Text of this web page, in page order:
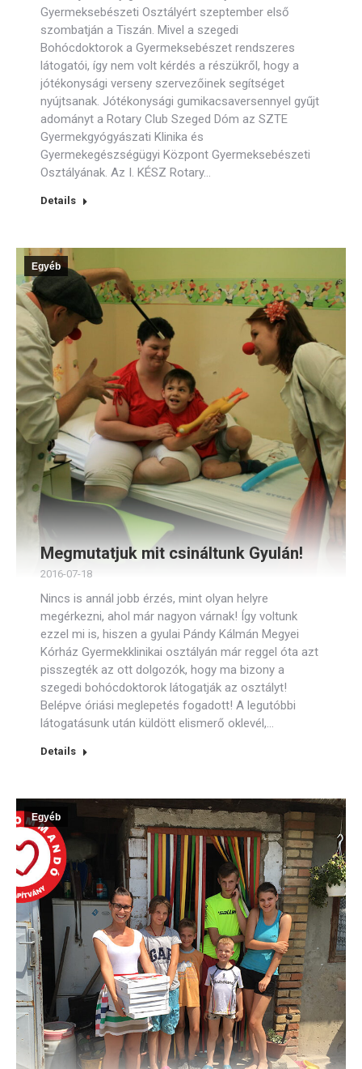
Gyermeksebészeti Osztályért szeptember első
szombatján a Tiszán. Mivel a szegedi
Bohócdoktorok a Gyermeksebészet rendszeres
látogatói, így nem volt kérdés a részükről, hogy a
jótékonysági verseny szervezőinek segítséget
nyújtsanak. Jótékonysági gumikacsaversennyel gyűjt
adományt a Rotary Club Szeged Dóm az SZTE
Gyermekgyógyászati Klinika és
Gyermekegészségügyi Központ Gyermeksebészeti
Osztályának. Az I. KÉSZ Rotary…
Details
Egyéb
Megmutatjuk mit csináltunk Gyulán!
2016-07-18
Nincs is annál jobb érzés, mint olyan helyre
megérkezni, ahol már nagyon várnak! Így voltunk
ezzel mi is, hiszen a gyulai Pándy Kálmán Megyei
Kórház Gyermekklinikai osztályán már reggel óta azt
pisszegték az ott dolgozók, hogy ma bizony a
szegedi bohócdoktorok látogatják az osztályt!
Belépve óriási meglepetés fogadott! A legutóbbi
látogatásunk után küldött elismerő oklevél,…
Details
Egyéb